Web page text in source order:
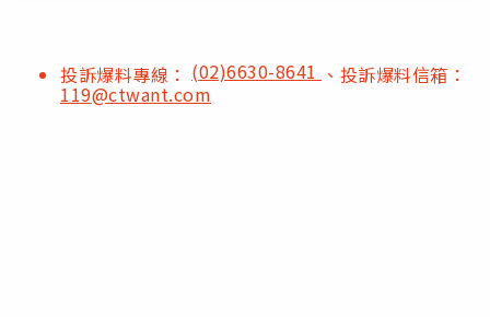
投訴爆料專線： (02)6630-8641 、投訴爆料信箱：
119@ctwant.com